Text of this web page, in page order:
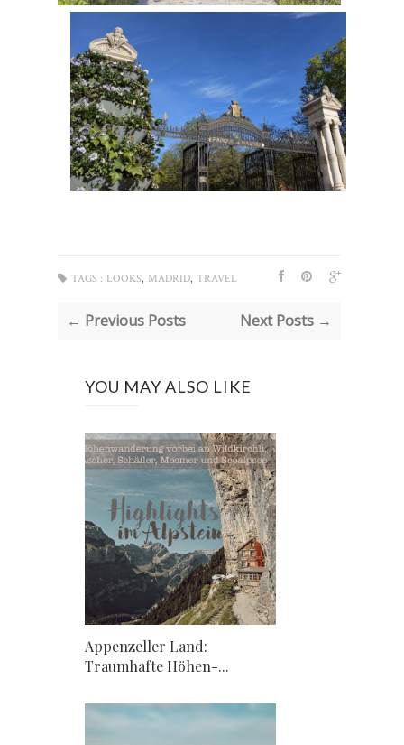
TAGS : LOOKS, MADRID, TRAVEL
← Previous Posts Next Posts →
YOU MAY ALSO LIKE
Appenzeller Land:
Traumhafte Höhen-...